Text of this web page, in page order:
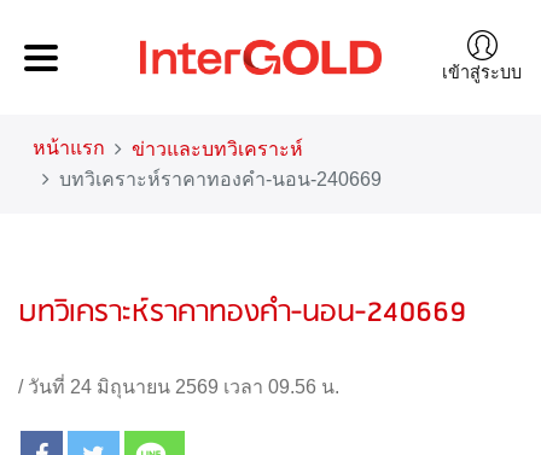
เข้าสู่ระบบ
หน้าแรก
ข่าวและบทวิเคราะห์
บทวิเคราะห์ราคาทองคำ-นอน-240669
บทวิเคราะห์ราคาทองคำ-นอน-240669
/ วันที่ 24 มิถุนายน 2569 เวลา 09.56 น.